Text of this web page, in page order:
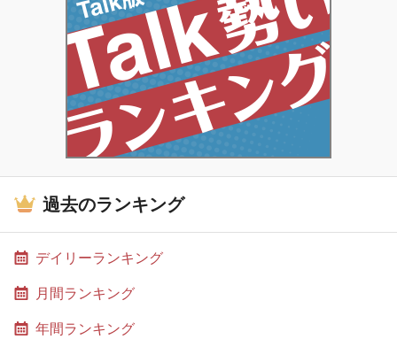
過去のランキング
デイリーランキング
月間ランキング
年間ランキング